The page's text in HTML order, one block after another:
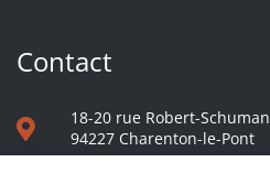
Contact
18-20 rue Robert-Schuman
94227 Charenton-le-Pont